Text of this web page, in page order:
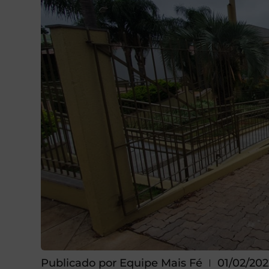
Publicado por Equipe Mais Fé 01/02/